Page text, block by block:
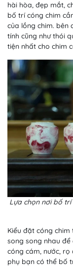
hài hòa, đẹp mắt,
bố trí cóng chim
của lồng chim. bên
tính cũng như thói
tiện nhất cho chim
Lựa chọn nơi bố
Kiểu đặt cóng
song song nhau để
cóng cám, nước, rọ
phụ bạn có thể bố